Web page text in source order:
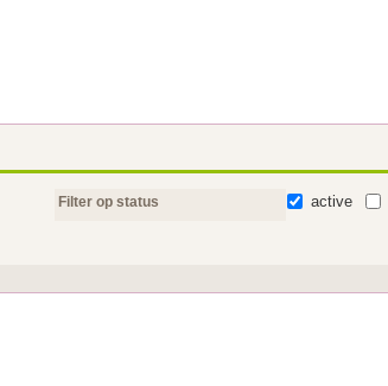
Filter op status active